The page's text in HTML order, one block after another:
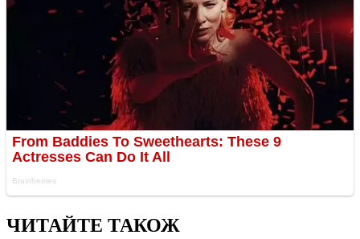
ЧИТАЙТЕ ТАКОЖ